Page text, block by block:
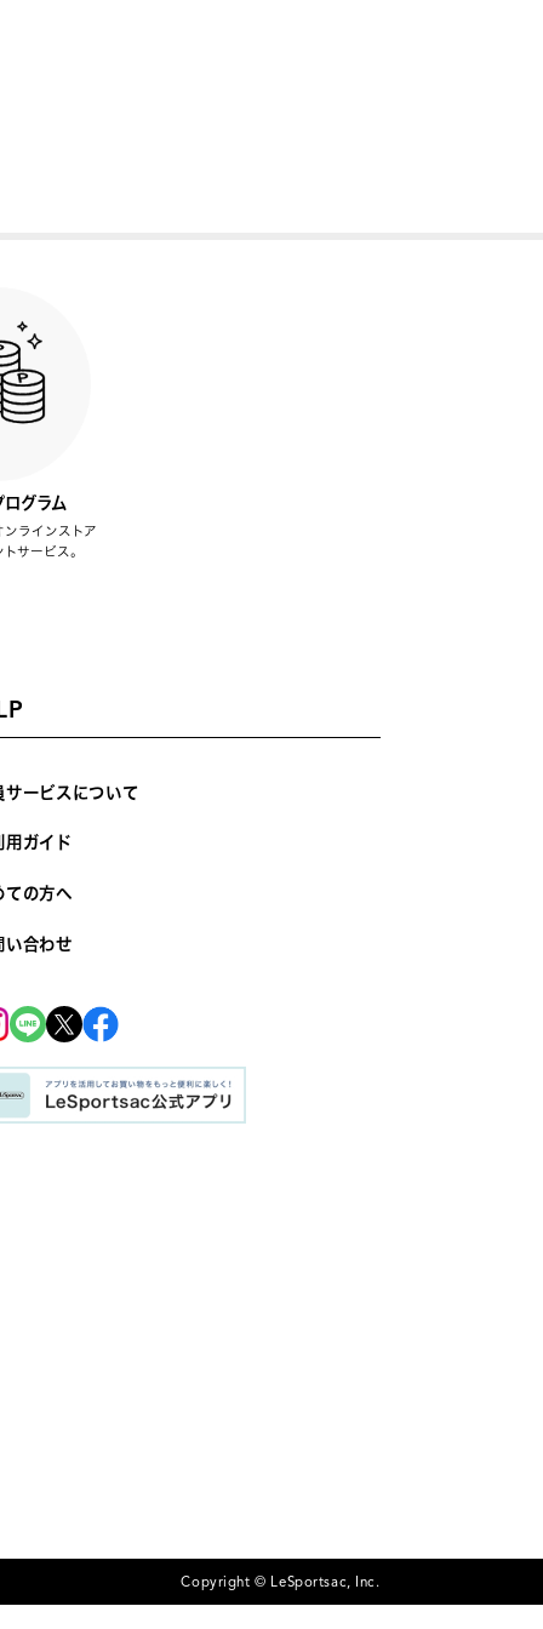
ログラム
ラインストア
サービス。
サービスについて
用ガイド
ての方へ
い合わせ
Copyright © LeSportsac, Inc.